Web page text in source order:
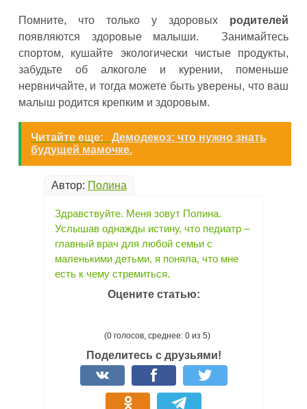
Помните, что только у здоровых родителей
появляются здоровые малыши. Занимайтесь
спортом, кушайте экологически чистые продукты,
забудьте об алкоголе и курении, поменьше
нервничайте, и тогда можете быть уверены, что ваш
малыш родится крепким и здоровым.
Читайте еще:
Демодекоз: что нужно знать
будущей мамочке.
Автор: Полина
Здравствуйте. Меня зовут Полина.
Услышав однажды истину, что педиатр –
главный врач для любой семьи с
маленькими детьми, я поняла, что мне
есть к чему стремиться.
Оцените статью:
(0 голосов, среднее: 0 из 5)
Поделитесь с друзьями!